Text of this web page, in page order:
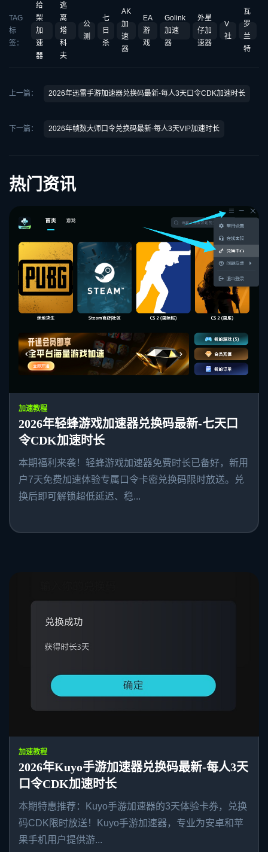
TAG
标
签：
给
梨
加
速
器
逃
离
塔
科
夫
公
测
七
日
杀
AK
加
速
器
EA
游
戏
Golink
加速
器
外星
仔加
速器
V
社
瓦
罗
兰
特
上一篇： 2026年迅雷手游加速器兑换码最新-每人3天口令CDK加速时长
下一篇： 2026年帧数大师口令兑换码最新-每人3天VIP加速时长
热门资讯
加速教程
2026年轻蜂游戏加速器兑换码最新-七天口
令CDK加速时长
本期福利来袭！轻蜂游戏加速器免费时长已备好，新用
户7天免费加速体验专属口令卡密兑换码限时放送。兑
换后即可解锁超低延迟、稳...
加速教程
2026年Kuyo手游加速器兑换码最新-每人3天
口令CDK加速时长
本期特惠推荐：Kuyo手游加速器的3天体验卡券，兑换
码CDK限时放送！Kuyo手游加速器，专业为安卓和苹
果手机用户提供游...